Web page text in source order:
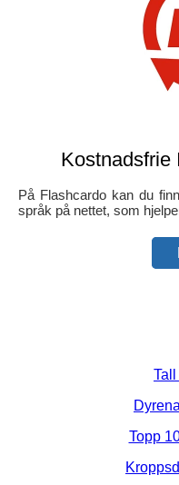
Kostnadsfrie
På Flashcardo kan du
språk på nettet, som
Topp